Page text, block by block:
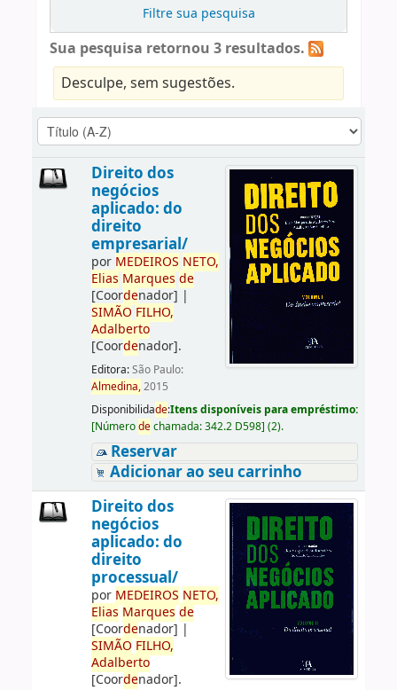
Filtre sua pesquisa
Sua pesquisa retornou 3 resultados.
Desculpe, sem sugestões.
Direito dos
negócios
aplicado: do
direito
empresarial/
por MEDEIROS NETO,
Elias Marques de
[Coordenador] |
SIMÃO FILHO,
Adalberto
[Coordenador].
Editora:São Paulo:
Almedina,2015
Disponibilidade:Itens disponíveis para empréstimo:
[Númerodechamada:342.2 D598] (2).
Reservar
Adicionar ao seu carrinho
Direito dos
negócios
aplicado: do
direito
processual/
por MEDEIROS NETO,
Elias Marques de
[Coordenador] |
SIMÃO FILHO,
Adalberto
[Coordenador].